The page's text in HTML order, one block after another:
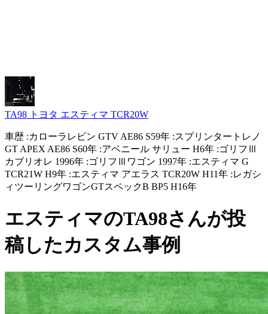
TA98 トヨタ エスティマ TCR20W
車歴 :カローラレビン GTV AE86 S59年 :スプリンタートレノ
GT APEX AE86 S60年 :アベニール サリュー H6年 :ゴリフⅢ
カブリオレ 1996年 :ゴリフⅢワゴン 1997年 :エスティマ G
TCR21W H9年 :エスティマ アエラス TCR20W H11年 :レガシ
ィツーリングワゴンGTスペックB BP5 H16年
エスティマのTA98さんが投
稿したカスタム事例